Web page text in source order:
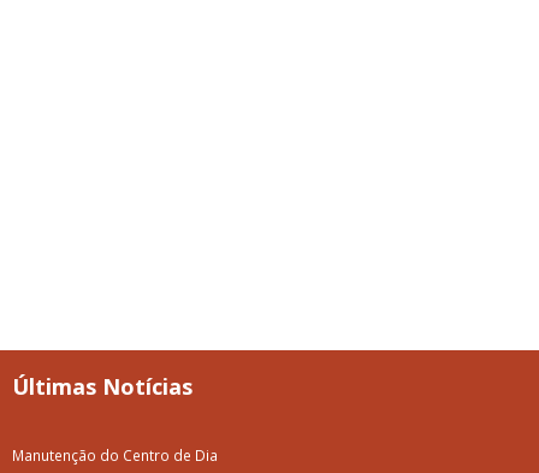
Últimas Notícias
Manutenção do Centro de Dia